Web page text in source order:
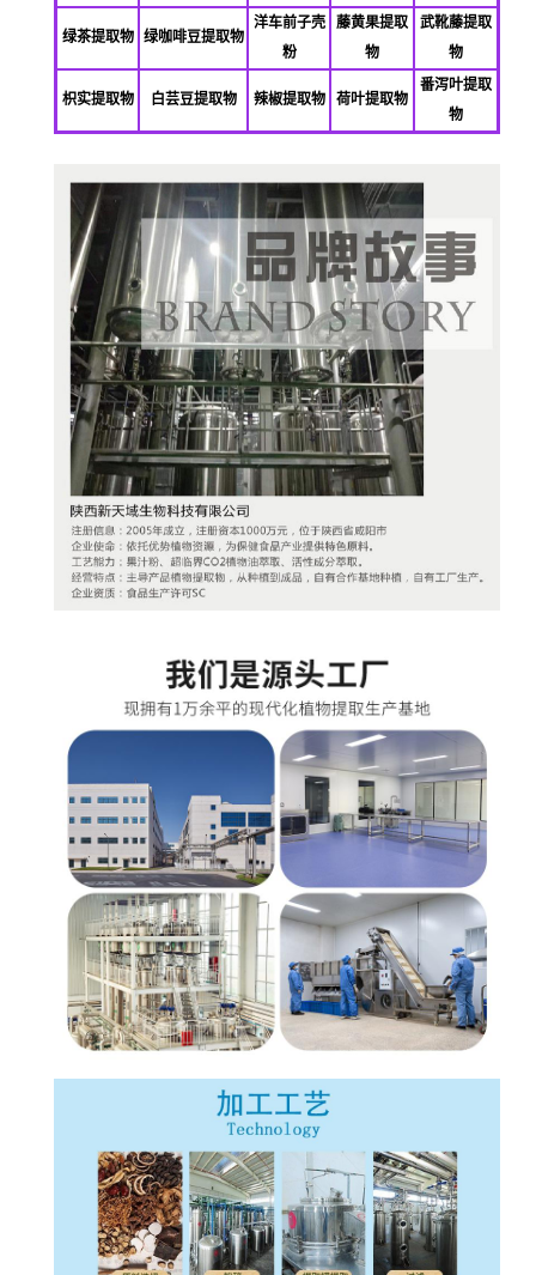
绿茶提取物 绿咖啡豆提取物
洋车前子壳
粉
藤黄果提取
物
武靴藤提取
物
枳实提取物 白芸豆提取物 辣椒提取物 荷叶提取物
番泻叶提取
物